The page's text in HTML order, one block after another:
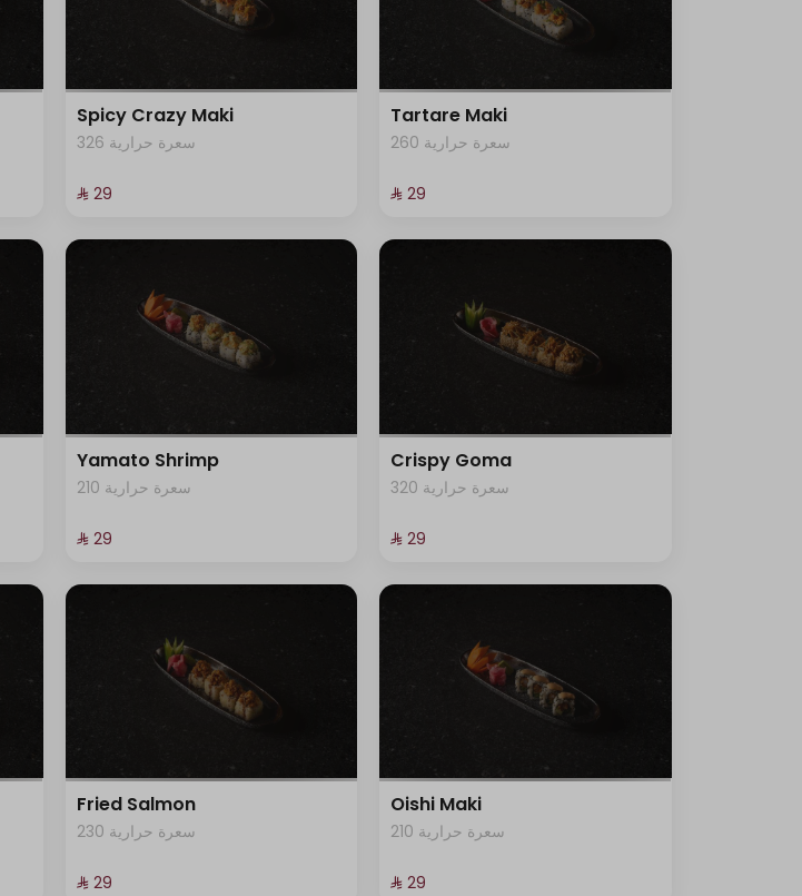
Spicy Crazy Maki
326 سعرة حرارية
⁨⁦‪‬ 29⁩
Tartare Maki
260 سعرة حرارية
⁨⁦‪‬ 29⁩
Yamato Shrimp
210 سعرة حرارية
⁨⁦‪‬ 29⁩
Crispy Goma
320 سعرة حرارية
⁨⁦‪‬ 29⁩
Fried Salmon
230 سعرة حرارية
⁨⁦‪‬ 29⁩
Oishi Maki
210 سعرة حرارية
⁨⁦‪‬ 29⁩